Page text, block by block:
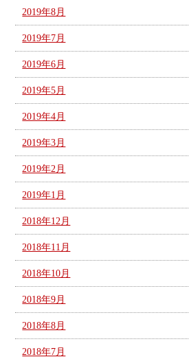
2019年8月
2019年7月
2019年6月
2019年5月
2019年4月
2019年3月
2019年2月
2019年1月
2018年12月
2018年11月
2018年10月
2018年9月
2018年8月
2018年7月